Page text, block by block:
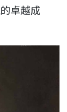
卓越成